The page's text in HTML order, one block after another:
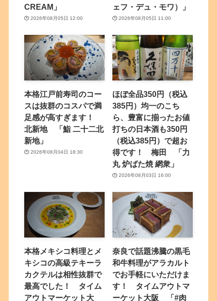
CREAM」
2026年08月05日 12:00
ェフ・デュ・モワ）」
2026年08月05日 11:00
本格江戸前寿司のコー
スは抜群のコスパで満
足感が高すぎます！
北新地 「鮨 二十二北
新地」
2026年08月04日 18:30
ほぼ全品350円（税込
385円）均一のこち
ら、豊富に揃ったお値
打ちの日本酒も350円
（税込385円）で超お
得です！ 梅田 「力
丸 炉ばた焼 網衆」
2026年08月03日 16:00
本格メキシコ料理とメ
キシコの高級テキーラ
カクテルは相性抜群で
最高でした！ タイム
アウトマーケット大
奈良で話題沸騰の黒毛
和牛料理がアラカルト
でお手軽にいただけま
す！ タイムアウトマ
ーケット大阪 「#肉